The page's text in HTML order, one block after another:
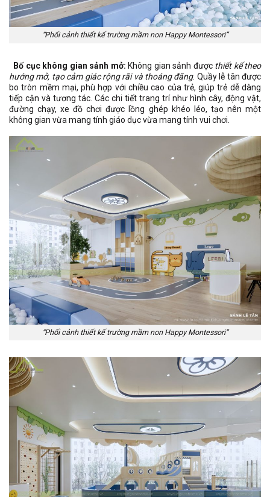
“Phối cảnh thiết kế trường mầm non Happy Montessori”
Bố cục không gian sảnh mở: Không gian sảnh đượcthiết kế theo
hướng mở, tạo cảm giác rộng rãi và thoáng đãng. Quầy lễ tân được
bo tròn mềm mại, phù hợp với chiều cao của trẻ, giúp trẻ dễ dàng
tiếp cận và tương tác. Các chi tiết trang trí như hình cây, động vật,
đường chạy, xe đồ chơi được lồng ghép khéo léo, tạo nên một
không gian vừa mang tính giáo dục vừa mang tính vui chơi.
“Phối cảnh thiết kế trường mầm non Happy Montessori”